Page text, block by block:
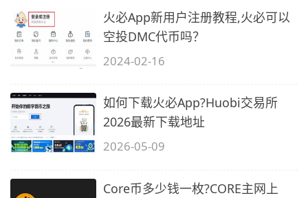
火必App新用户注册教程,火必可以
空投DMC代币吗？
2024-02-16
如何下载火必App?Huobi交易所
2026最新下载地址
2026-05-09
Core币多少钱一枚?CORE主网上